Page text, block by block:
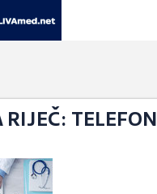
RIJEČ: TELEFON